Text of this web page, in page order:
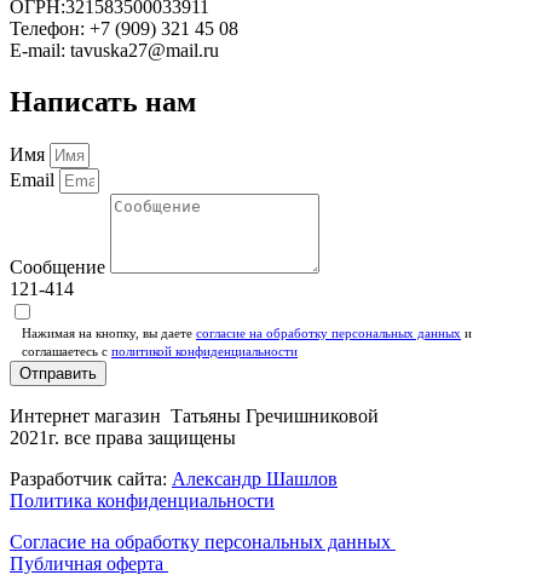
ОГРН:321583500033911
Телефон: +7 (909) 321 45 08
E-mail: tavuska27@mail.ru
Написать нам
Имя
Email
Сообщение
121-414
Нажимая на кнопку, вы даете согласие на обработку персональных данных и
соглашаетесь c политикой конфиденциальности
Отправить
Интернет магазин Татьяны Гречишниковой
2021г. все права защищены
Разработчик сайта: Александр Шашлов
Политика конфиденциальности
Согласие на обработку персональных данных
Публичная оферта